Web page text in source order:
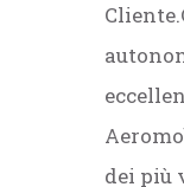
dei più